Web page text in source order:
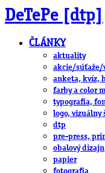
DeTePe [dtp]
ČLÁNKY
aktuality
akcie/súťaže/
anketa, kvíz,
farby a color
typografia,
logo, vizuálny
dtp
pre-press,
obalový dizajn
papier
fotografia